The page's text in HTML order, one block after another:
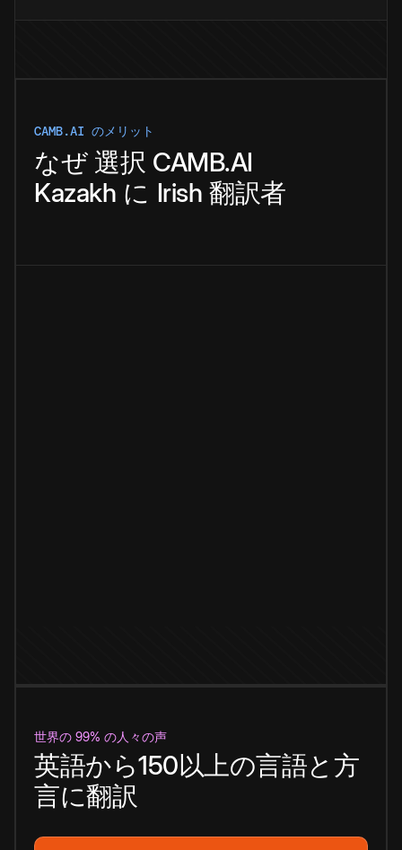
CAMB.AI のメリット
なぜ 選択 CAMB.AI
Kazakh に Irish 翻訳者
世界の 99% の人々の声
英語から150以上の言語と方
言に翻訳